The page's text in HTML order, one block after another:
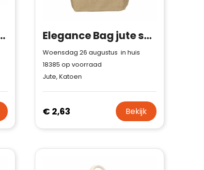
x 19 x 32cm 320g/m² Elegance Bag jute shopper
Woensdag 26 augustus in huis
18385 op voorraad
Jute, Katoen
€ 2,63 Bekijk